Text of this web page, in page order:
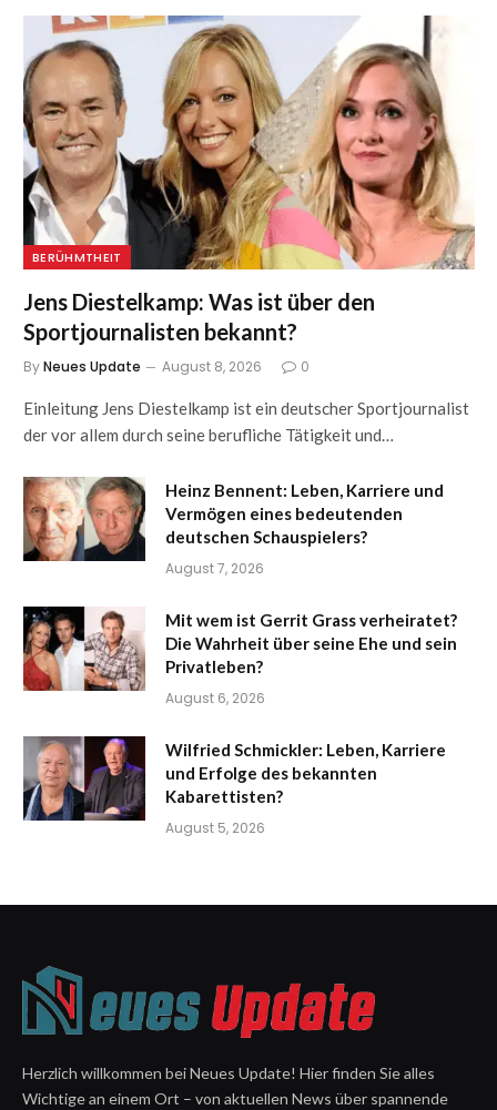
BERÜHMTHEIT
Jens Diestelkamp: Was ist über den
Sportjournalisten bekannt?
ByNeues Update August 8, 2026 0
Einleitung Jens Diestelkamp ist ein deutscher Sportjournalist
der vor allem durch seine berufliche Tätigkeit und…
Heinz Bennent: Leben, Karriere und
Vermögen eines bedeutenden
deutschen Schauspielers?
August 7, 2026
Mit wem ist Gerrit Grass verheiratet?
Die Wahrheit über seine Ehe und sein
Privatleben?
August 6, 2026
Wilfried Schmickler: Leben, Karriere
und Erfolge des bekannten
Kabarettisten?
August 5, 2026
Herzlich willkommen bei Neues Update! Hier finden Sie alles
Wichtige an einem Ort – von aktuellen News über spannende